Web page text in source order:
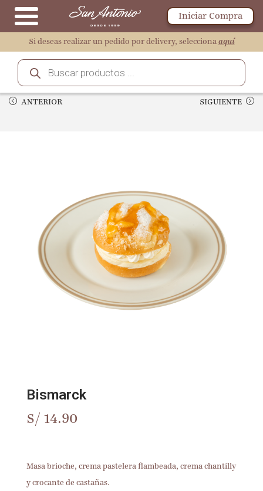
Iniciar Compra
Si deseas realizar un pedido por delivery, selecciona aquí
ANTERIOR SIGUIENTE
Bismarck
S/ 14.90
Masa brioche, crema pastelera flambeada, crema chantilly
y crocante de castañas.